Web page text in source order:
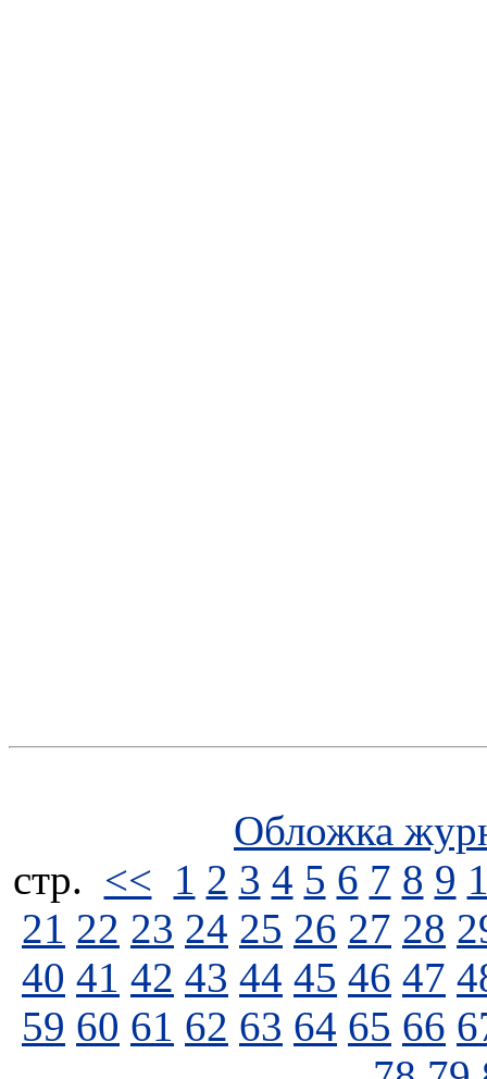
Обложка
стp. << 1 2 3 4 5 6 7 8 9
21 22 23 24 25 26 27 28
40 41 42 43 44 45 46 47
59 60 61 62 63 64 65 66